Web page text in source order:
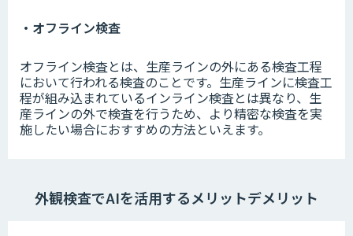
・オフライン検査
オフライン検査とは、生産ラインの外にある検査工程
において行われる検査のことです。生産ラインに検査工
程が組み込まれているインライン検査とは異なり、生
産ラインの外で検査を行うため、より精密な検査を実
施したい場合におすすめの方法といえます。
外観検査でAIを活用するメリットデメリット